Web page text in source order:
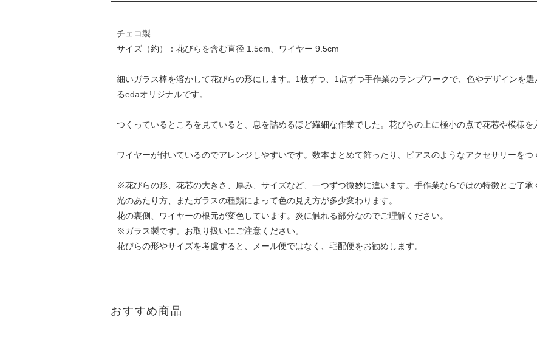
チェコ製
サイズ（約）：花びらを含む直径 1.5cm、ワイヤー 9.5cm
細いガラス棒を溶かして花びらの形にします。1枚ずつ、1点ずつ手作業のランプワークで、色やデザインを
るedaオリジナルです。
つくっているところを見ていると、息を詰めるほど繊細な作業でした。花びらの上に極小の点で花芯や模様を
ワイヤーが付いているのでアレンジしやすいです。数本まとめて飾ったり、ピアスのようなアクセサリーをつ
※花びらの形、花芯の大きさ、厚み、サイズなど、一つずつ微妙に違います。手作業ならではの特徴とご了承
光のあたり方、またガラスの種類によって色の見え方が多少変わります。
花の裏側、ワイヤーの根元が変色しています。炎に触れる部分なのでご理解ください。
※ガラス製です。お取り扱いにご注意ください。
花びらの形やサイズを考慮すると、メール便ではなく、宅配便をお勧めします。
おすすめ商品